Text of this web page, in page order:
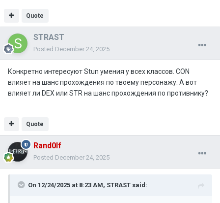
Quote
STRAST
Posted December 24, 2025
Конкретно интересуют Stun умения у всех классов. CON
влияет на шанс прохождения по твоему персонажу. А вот
влияет ли DEX или STR на шанс прохождения по противнику?
Quote
Rand0lf
Posted December 24, 2025
On 12/24/2025 at 8:23 AM, STRAST said: